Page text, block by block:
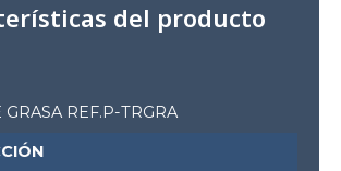
del producto
REF.P-TRGRA